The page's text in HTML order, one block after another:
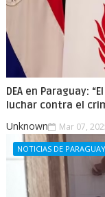
DEA en Paraguay:
luchar contra el
Unknown Mar 07,
NOTICIAS DE PARAGUAY